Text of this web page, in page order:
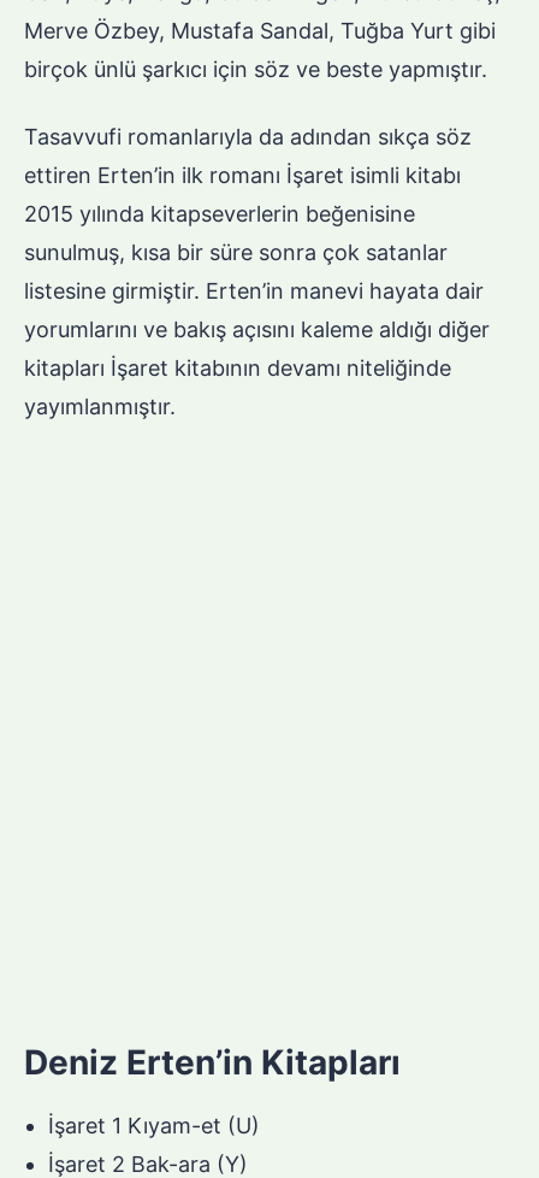
Merve Özbey, Mustafa Sandal, Tuğba Yurt gibi
birçok ünlü şarkıcı için söz ve beste yapmıştır.
Tasavvufi romanlarıyla da adından sıkça söz
ettiren Erten’in ilk romanı İşaret isimli kitabı
2015 yılında kitapseverlerin beğenisine
sunulmuş, kısa bir süre sonra çok satanlar
listesine girmiştir. Erten’in manevi hayata dair
yorumlarını ve bakış açısını kaleme aldığı diğer
kitapları İşaret kitabının devamı niteliğinde
yayımlanmıştır.
Deniz Erten’in Kitapları
İşaret 1 Kıyam-et (U)
İşaret 2 Bak-ara (Y)